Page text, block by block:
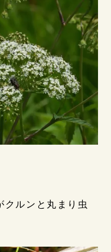
クルンと丸まり虫